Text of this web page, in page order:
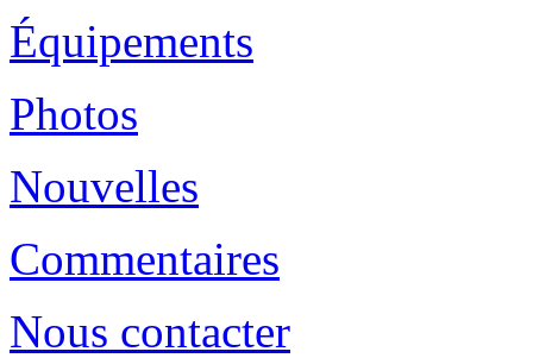
Équipements
Photos
Nouvelles
Commentaires
Nous contacter